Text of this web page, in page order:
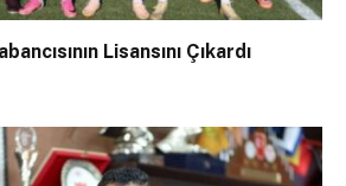
Lisansını Çıkardı